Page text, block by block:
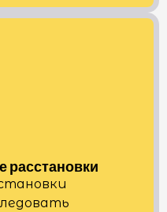
расстановки